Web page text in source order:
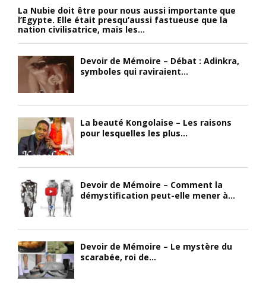
La Nubie doit être pour nous aussi importante que
l’Egypte. Elle était presqu’aussi fastueuse que la
nation civilisatrice, mais les...
Devoir de Mémoire – Débat : Adinkra,
symboles qui raviraient...
La beauté Kongolaise – Les raisons
pour lesquelles les plus...
Devoir de Mémoire – Comment la
démystification peut-elle mener à...
Devoir de Mémoire – Le mystère du
scarabée, roi de...